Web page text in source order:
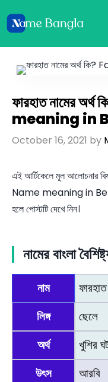
ফারহাত নামের
meaning in
October 16, 2021 by
এই আর্টিকেলে মূল আলোচনার
Name meaning in
হলে পোস্টটি দেখে নিন।
নামের বাংলা
নাম ফারহাত
লিঙ্গ ছেলে
অর্থ খুশির
উৎস আরবি